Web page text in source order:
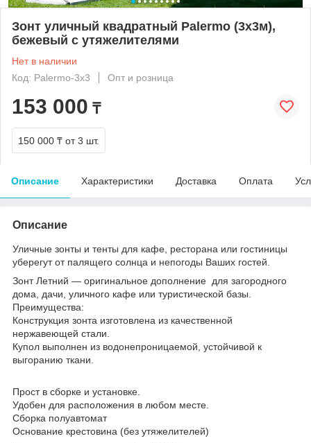
Зонт уличный квадратный Palermo (3х3м),
бежевый с утяжелителями
Нет в наличии
Код: Palermo-3x3
Опт и розница
153 000 ₸
150 000 ₸ от 3 шт.
Описание Характеристики Доставка Оплата
Описание
Уличные зонты и тенты для кафе, ресторана или гостиницы
уберегут от палящего солнца и непогоды Ваших гостей.
Зонт Летний ― оригинальное дополнение для загородного
дома, дачи, уличного кафе или туристической базы.
Преимущества:
Конструкция зонта изготовлена из качественной
нержавеющей стали.
Купол выполнен из водонепроницаемой, устойчивой к
выгоранию ткани.
Прост в сборке и установке.
Удобен для расположения в любом месте.
Сборка полуавтомат
Основание крестовина (без утяжелителей)